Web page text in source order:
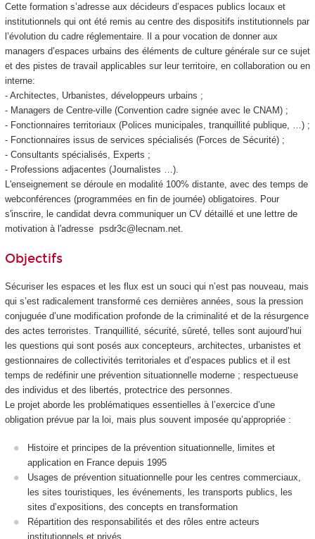
Cette formation s’adresse aux décideurs d’espaces publics locaux et
institutionnels qui ont été remis au centre des dispositifs institutionnels par
l’évolution du cadre réglementaire. Il a pour vocation de donner aux
managers d’espaces urbains des éléments de culture générale sur ce sujet
et des pistes de travail applicables sur leur territoire, en collaboration ou en
interne:
- Architectes, Urbanistes, développeurs urbains ;
- Managers de Centre-ville (Convention cadre signée avec le CNAM) ;
- Fonctionnaires territoriaux (Polices municipales, tranquillité publique, …) ;
- Fonctionnaires issus de services spécialisés (Forces de Sécurité) ;
- Consultants spécialisés, Experts ;
- Professions adjacentes (Journalistes …).
L'enseignement se déroule en modalité 100% distante, avec des temps de
webconférences (programmées en fin de journée) obligatoires. Pour
s'inscrire, le candidat devra communiquer un CV détaillé et une lettre de
motivation à l'adresse psdr3c@lecnam.net.
Objectifs
Sécuriser les espaces et les flux est un souci qui n’est pas nouveau, mais
qui s’est radicalement transformé ces dernières années, sous la pression
conjuguée d’une modification profonde de la criminalité et de la résurgence
des actes terroristes. Tranquillité, sécurité, sûreté, telles sont aujourd’hui
les questions qui sont posés aux concepteurs, architectes, urbanistes et
gestionnaires de collectivités territoriales et d’espaces publics et il est
temps de redéfinir une prévention situationnelle moderne ; respectueuse
des individus et des libertés, protectrice des personnes.
Le projet aborde les problématiques essentielles à l’exercice d’une
obligation prévue par la loi, mais plus souvent imposée qu’appropriée :
Histoire et principes de la prévention situationnelle, limites et
application en France depuis 1995
Usages de prévention situationnelle pour les centres commerciaux,
les sites touristiques, les événements, les transports publics, les
sites d’expositions, des concepts en transformation
Répartition des responsabilités et des rôles entre acteurs
institutionnels et privés